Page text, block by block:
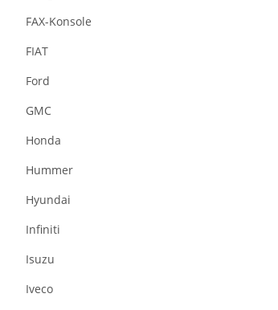
FAX-Konsole
FIAT
Ford
GMC
Honda
Hummer
Hyundai
Infiniti
Isuzu
Iveco